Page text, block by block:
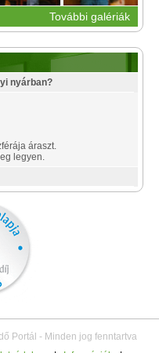
További galériák
nyárban?
áraszt.
legyen.
Portál - Minden jog fenntartva